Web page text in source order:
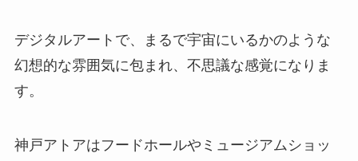
デジタルアートで、まるで宇宙にいるかのような
幻想的な雰囲気に包まれ、不思議な感覚になりま
す。
神戸アトアはフードホールやミュージアムショッ